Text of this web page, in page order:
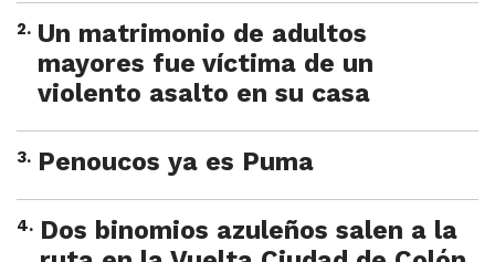
2. Un matrimonio de adultos
mayores fue víctima de un
violento asalto en su casa
3. Penoucos ya es Puma
4. Dos binomios azuleños salen a la